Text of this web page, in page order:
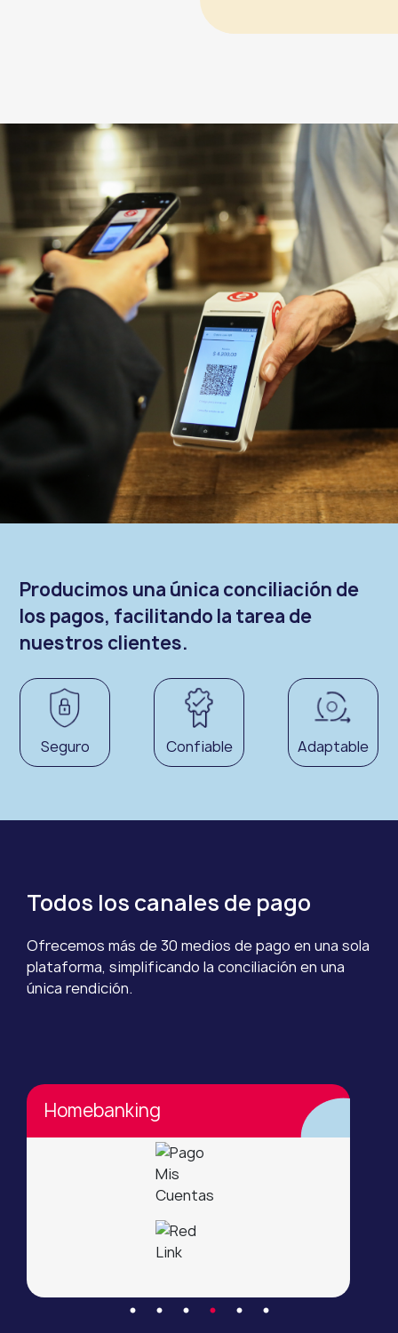
Producimos una única conciliación de
los pagos, facilitando la tarea de
nuestros clientes.
Seguro Confiable Adaptable
Todos los canales de pago
Ofrecemos más de 30 medios de pago en una sola
plataforma, simplificando la conciliación en una
única rendición.
Homebanking